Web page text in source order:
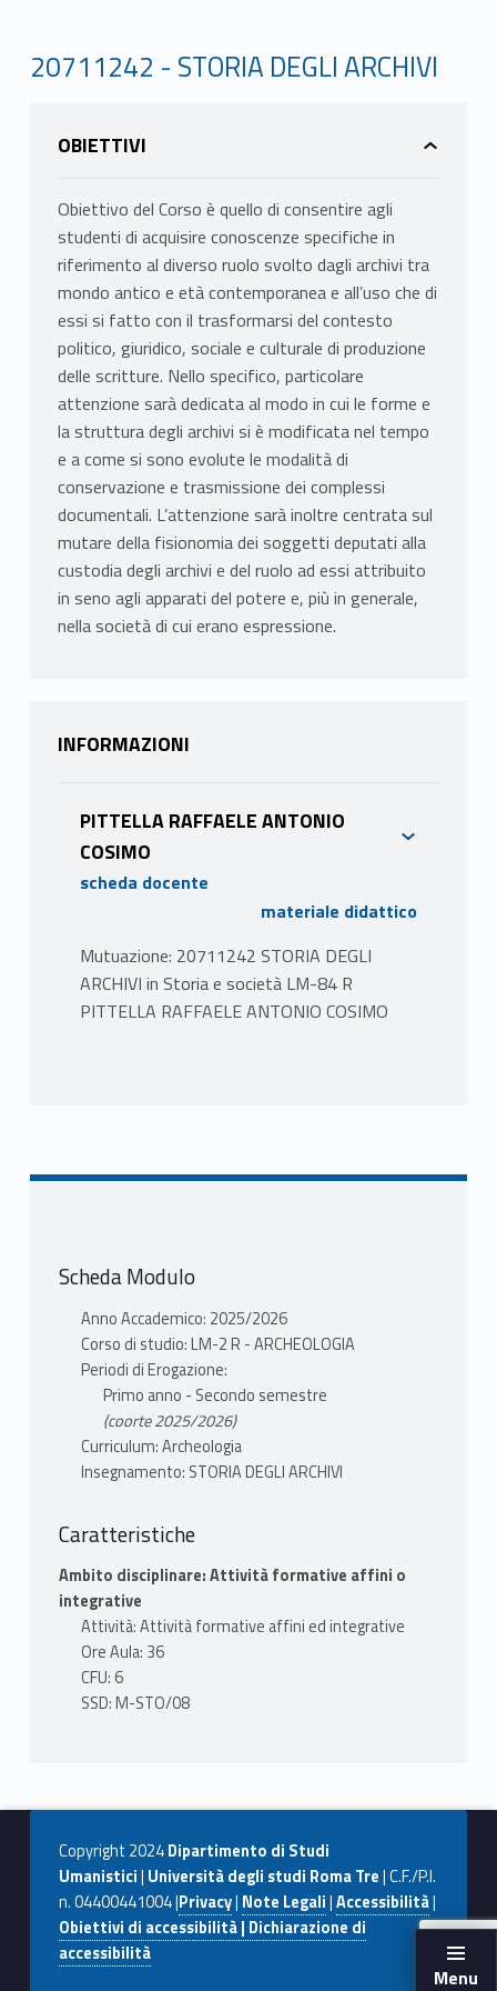
Menu
20711242 - STORIA DEGLI ARCHIVI
OBIETTIVI
Obiettivo del Corso è quello di consentire agli
studenti di acquisire conoscenze specifiche in
riferimento al diverso ruolo svolto dagli archivi tra
mondo antico e età contemporanea e all’uso che di
essi si fatto con il trasformarsi del contesto
politico, giuridico, sociale e culturale di produzione
delle scritture. Nello specifico, particolare
attenzione sarà dedicata al modo in cui le forme e
la struttura degli archivi si è modificata nel tempo
e a come si sono evolute le modalità di
conservazione e trasmissione dei complessi
documentali. L’attenzione sarà inoltre centrata sul
mutare della fisionomia dei soggetti deputati alla
custodia degli archivi e del ruolo ad essi attribuito
in seno agli apparati del potere e, più in generale,
nella società di cui erano espressione.
INFORMAZIONI
PITTELLA RAFFAELE ANTONIO
COSIMO
scheda docente
materiale didattico
Mutuazione: 20711242 STORIA DEGLI
ARCHIVI in Storia e società LM-84 R
PITTELLA RAFFAELE ANTONIO COSIMO
Milano, Franco Angeli, 2013.
I seguenti saggi saranno oggetto di studio e
di approfondimento in aula:
- G. Cencetti, Sull’archivio come universitas
rerum, in Scritti archivistici, Roma 1970, pp.
47-55;
dottrina archivistica, in Scritti archivistici,
- C. Pavone, Ma è poi tanto pacifico che
l'archivio rispecchi l'istituto, in "Rassegna
degli archivi di Stato" , 1970, 1, pp. 145-149.
MODALITÀ FREQUENZA
nella verifica dei seguenti aspetti: -
conoscenza dei temi trattati durante le
lezione e della relativa bibliografia; - capacità
di esporre gli argomenti utilizzando il
linguaggio specifico disciplinare; - capacità di
Scheda Modulo
Anno Accademico: 2025/2026
Corso di studio: LM-2 R - ARCHEOLOGIA
Periodi di Erogazione:
Primo anno - Secondo semestre
(coorte 2025/2026)
Curriculum: Archeologia
Insegnamento: STORIA DEGLI ARCHIVI
Caratteristiche
Ambito disciplinare: Attività formative affini o
integrative
Attività: Attività formative affini ed integrative
Ore Aula: 36
CFU: 6
SSD: M-STO/08
Copyright 2024Dipartimento di Studi
Umanistici| Università degli studi Roma Tre| C.F./P.I.
n. 04400441004 |Privacy| Note Legali|Accessibilità|
Obiettivi di accessibilità | Dichiarazione di
accessibilità